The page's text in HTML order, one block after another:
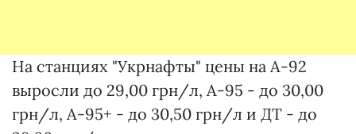
На станциях "Укрнафты" цены на А-92
выросли до 29,00 грн/л, А-95 - до 30,00
грн/л, А-95+ - до 30,50 грн/л и ДТ - до